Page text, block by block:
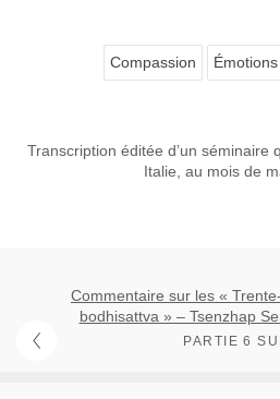
Compassion
Transcription éditée d’un séminaire
Italie, au mois de
Commentaire sur les «
bodhisattva » – Tsenzhap
PARTIE 6